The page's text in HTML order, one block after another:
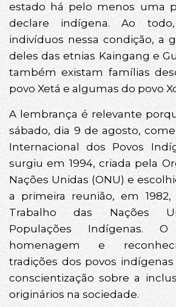
estado há pelo menos uma
declare indígena. Ao
indivíduos nessa condição, a
deles das etnias Kaingang e
também existam famílias
povo Xetá e algumas do povo
A lembrança é relevante
sábado, dia 9 de agosto,
Internacional dos Povos
surgiu em 1994, criada pela
Nações Unidas (ONU) e
a primeira reunião, em
Trabalho das Nações
Populações Indígenas.
homenagem e
tradições dos povos
conscientização sobre a
originários na sociedade.